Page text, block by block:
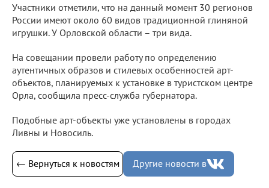
Участники отметили, что на данный момент 30 регионов
России имеют около 60 видов традиционной глиняной
игрушки. У Орловской области – три вида.
На совещании провели работу по определению
аутентичных образов и стилевых особенностей арт-
объектов, планируемых к установке в туристском центре
Орла, сообщила пресс-служба губернатора.
Подобные арт-объекты уже установлены в городах
Ливны и Новосиль.
← Вернуться к новостям Другие новости в